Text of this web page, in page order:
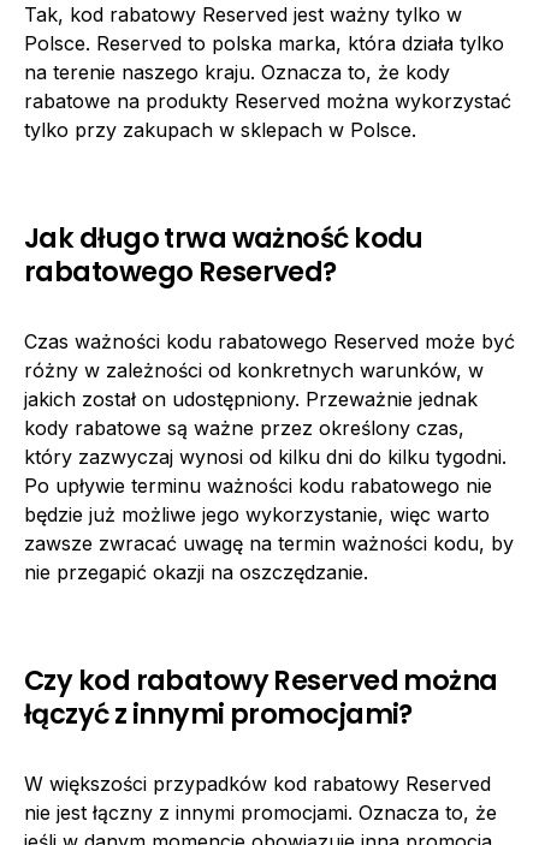
Tak, kod rabatowy Reserved jest ważny tylko w
Polsce. Reserved to polska marka, która działa tylko
na terenie naszego kraju. Oznacza to, że kody
rabatowe na produkty Reserved można wykorzystać
tylko przy zakupach w sklepach w Polsce.
Jak długo trwa ważność kodu
rabatowego Reserved?
Czas ważności kodu rabatowego Reserved może być
różny w zależności od konkretnych warunków, w
jakich został on udostępniony. Przeważnie jednak
kody rabatowe są ważne przez określony czas,
który zazwyczaj wynosi od kilku dni do kilku tygodni.
Po upływie terminu ważności kodu rabatowego nie
będzie już możliwe jego wykorzystanie, więc warto
zawsze zwracać uwagę na termin ważności kodu, by
nie przegapić okazji na oszczędzanie.
Czy kod rabatowy Reserved można
łączyć z innymi promocjami?
W większości przypadków kod rabatowy Reserved
nie jest łączny z innymi promocjami. Oznacza to, że